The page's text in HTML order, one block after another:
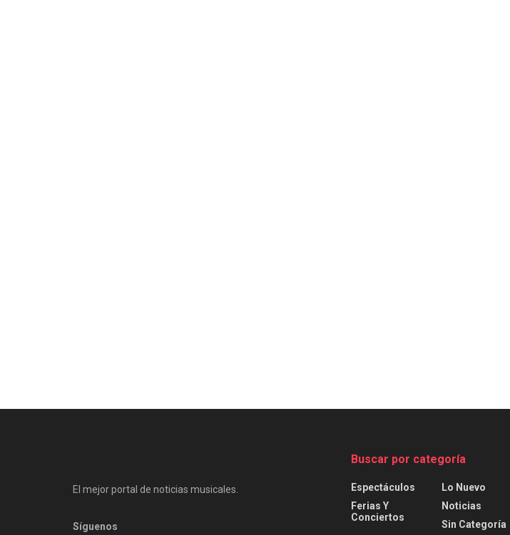
El mejor portal de noticias musicales.
Síguenos
Buscar por categoría
Espectáculos
Ferias Y
Conciertos
Lo Nuevo
Noticias
Sin Categoría